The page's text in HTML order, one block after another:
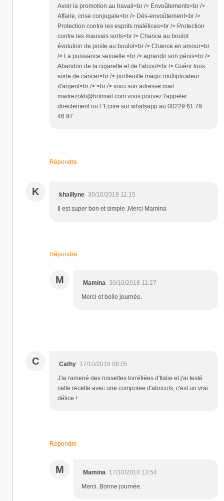
Avoir la promotion au travail<br /> Envoûtements<br />
Affaire, crise conjugale<br /> Dés-envoûtement<br />
Protection contre les esprits maléfices<br /> Protection
contre les mauvais sorts<br /> Chance au boulot
évolution de poste au boulot<br /> Chance en amour<br
/> La puissance sexuelle.<br /> agrandir son pénis<br />
Abandon de la cigarette et de l'alcool<br /> Guérir tous
sorte de cancer<br /> portfeuille magic multiplicateur
d'argent<br /> <br /> voici son adresse mail :
maitrezokli@hotmail.com vous pouvez l'appeler
directement ou l 'Ecrire sur whatsapp au 00229 61 79
46 97
Répondre
K khaillyne 30/10/2018 11:15
Il est super bon et simple .Merci Mamina
Répondre
M Mamina 30/10/2018 11:27
Merci et belle journée.
C Cathy 17/10/2018 06:05
J'ai ramené des noisettes torréfiées d'Italie et j'ai testé
cette recette avec une compotee d'abricots, c'est un vrai
délice !
Répondre
M Mamina
17/10/2018 13:54
Merci. Bonne journée.